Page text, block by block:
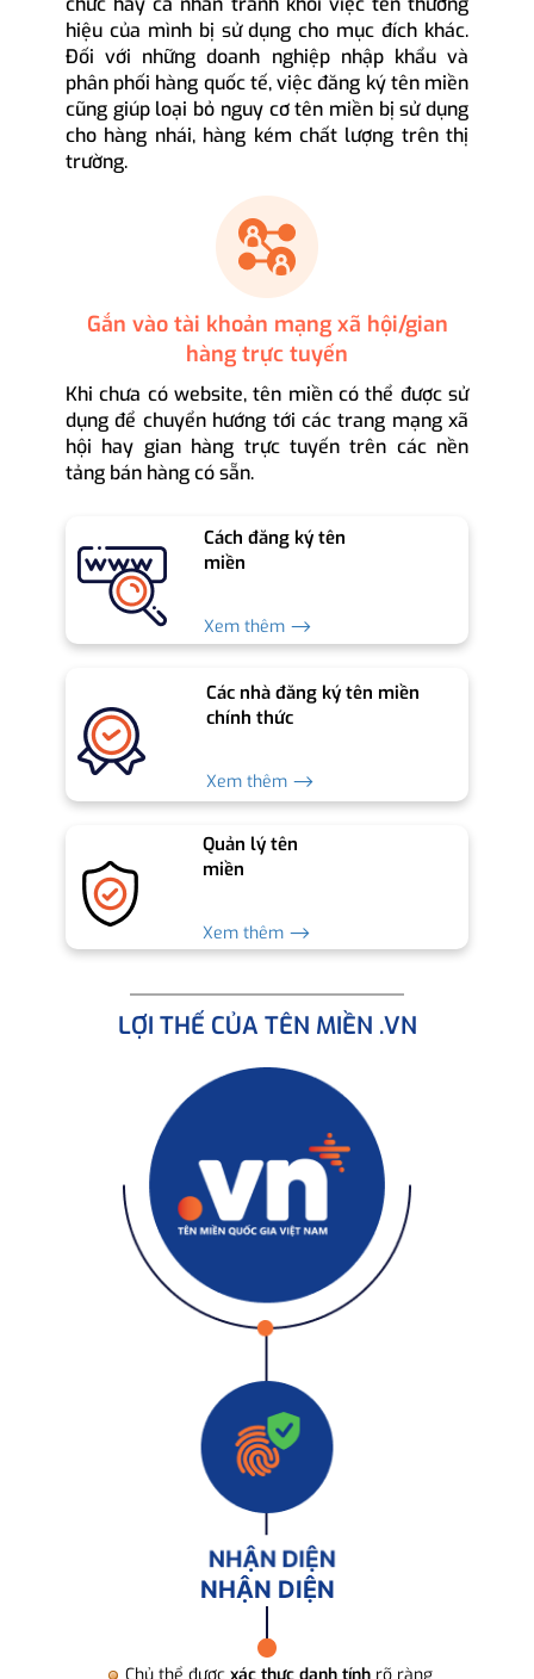
hiệu của mình bị sử dụng cho mục đích khác.
Đối với những doanh nghiệp nhập khẩu và
phân phối hàng quốc tế, việc đăng ký tên miền
cũng giúp loại bỏ nguy cơ tên miền bị sử dụng
cho hàng nhái, hàng kém chất lượng trên thị
trường.
Gắn vào tài khoản mạng xã hội/gian
hàng trực tuyến
Khi chưa có website, tên miền có thể được sử
dụng để chuyển hướng tới các trang mạng xã
hội hay gian hàng trực tuyến trên các nền
tảng bán hàng có sẵn.
Cách đăng ký tên
miền
Xem thêm ⟶
Các nhà đăng ký tên miền
chính thức
Xem thêm ⟶
Quản lý tên
miền
Xem thêm ⟶
LỢI THẾ CỦA TÊN MIỀN .VN
NHẬN DIỆN
Chủ thể được xác thực danh tính rõ ràng